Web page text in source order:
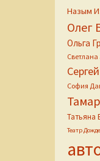
Назым
Олег
Ольга
София
Татьяна
Театр